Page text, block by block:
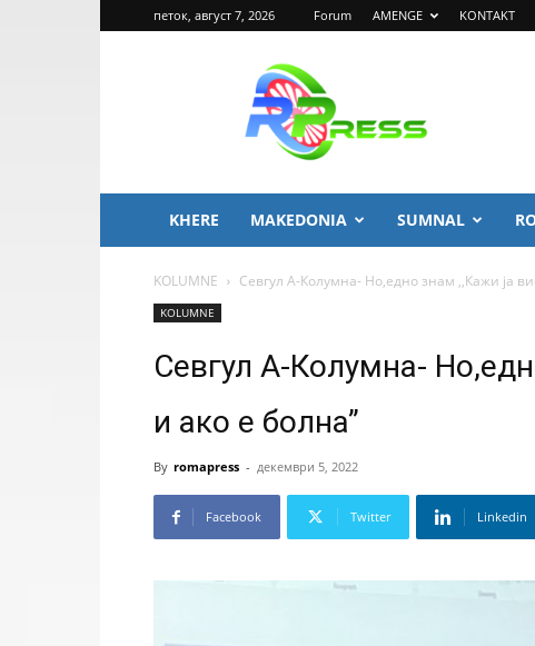
петок, август 7, 2026 Forum AMENGE KONTAKT
PRESS
KHERE MAKEDONIA SUMNAL
KOLUMNE Севгул А-Колумна- Но,едно знам ,,Кажи ја
KOLUMNE
Севгул А-Колумна-
и ако е болна”
By romapress - декември 5, 2022
Facebook Twitter Linkedin